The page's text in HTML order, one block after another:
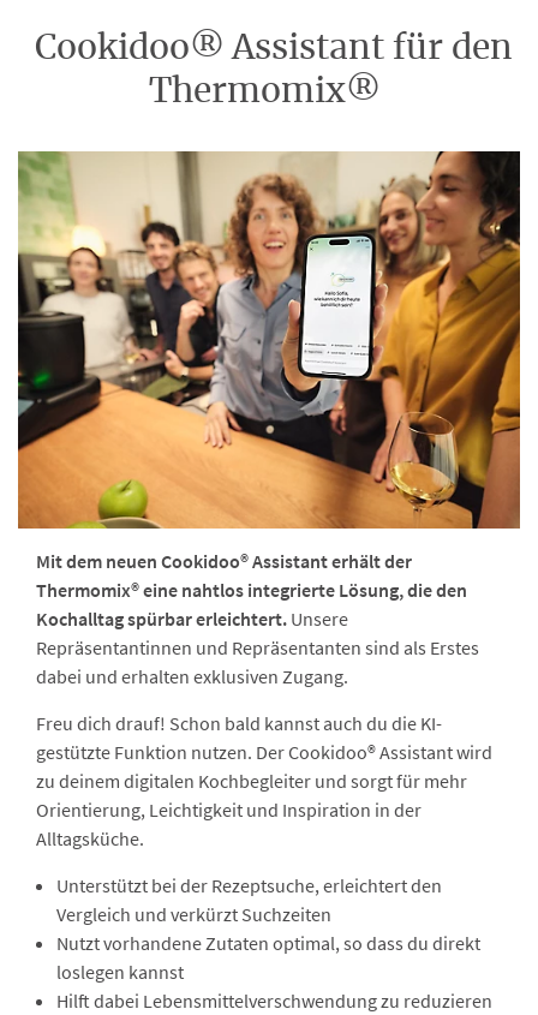
Cookidoo® Assistant für den
Thermomix®
Mit dem neuen Cookidoo® Assistant erhält der
Thermomix® eine nahtlos integrierte Lösung, die den
Kochalltag spürbar erleichtert. Unsere
Repräsentantinnen und Repräsentanten sind als Erstes
dabei und erhalten exklusiven Zugang.
Freu dich drauf! Schon bald kannst auch du die KI-
gestützte Funktion nutzen. Der Cookidoo® Assistant wird
zu deinem digitalen Kochbegleiter und sorgt für mehr
Orientierung, Leichtigkeit und Inspiration in der
Alltagsküche.
Unterstützt bei der Rezeptsuche, erleichtert den
Vergleich und verkürzt Suchzeiten​
Nutzt vorhandene Zutaten optimal, so dass du direkt
loslegen kannst​
Hilft dabei Lebensmittelverschwendung zu reduzieren​